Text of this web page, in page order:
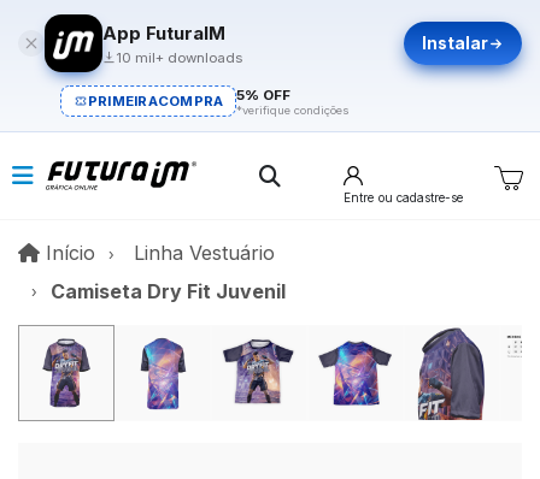
App FuturaIM
10 mil+ downloads
Instalar
PRIMEIRACOMPRA 5% OFF
*verifique condições
Entre ou cadastre-se
Início InícioLinha Vestuário
Camiseta Dry Fit Juvenil